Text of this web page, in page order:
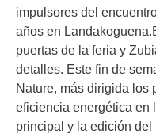
impulsores del
años en
puertas de la feria y
detalles. Este fin de
Nature, más dirigida los
eficiencia energética en
principal y la edición